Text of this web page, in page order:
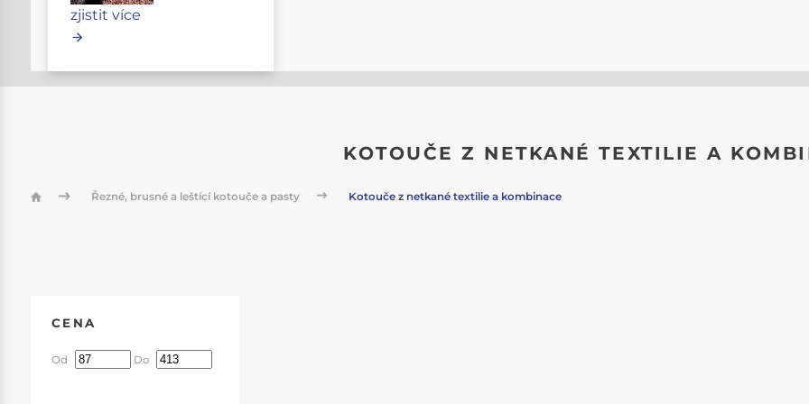
zjistit více
KOTOUČE Z NETKANÉ TEXTILIE A
Řezné, brusné a leštící kotouče a pasty Kotouče z netkané textilie a kombinace
CENA
Od Do